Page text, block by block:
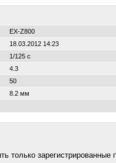
EX-Z800
18.03.2012 14:23
1/125 с
4.3
50
8.2 мм
только зарегистрированные